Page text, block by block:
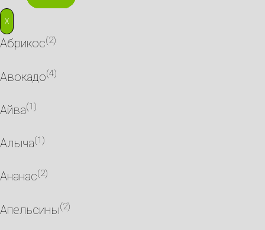
X
Абрикос(2)
Авокадо(4)
Айва(1)
Алыча(1)
Ананас(2)
Апельсины(2)